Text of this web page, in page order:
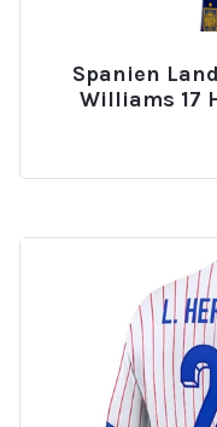
Spanien
Williams 17